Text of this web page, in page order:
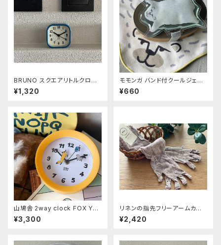
BRUNO スクエアリトルクロッ
ク ブルー
¥1,320
モモンガ バンド付クールジェル
シロクマ
¥660
山鳩舎 2way clock FOX Yell
ow
¥3,300
リネンの指先フリーアームカバ
ー 【memeri】ホワイトブラウン
約55㎝
¥2,420